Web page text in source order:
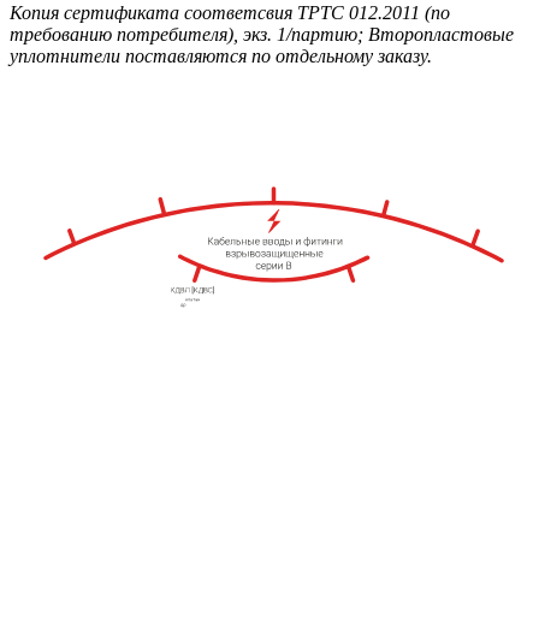
Копия сертификата соответсвия ТРТС 012.2011 (по
требованию потребителя), экз. 1/партию; Второпластовые
уплотнители поставляются по отдельному заказу.